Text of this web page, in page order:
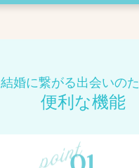
結婚に繋がる出会いの
便利な機能